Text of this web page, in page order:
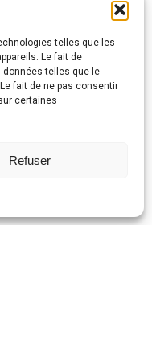
telles que les
Le fait de
telles que le
fait de ne pas consentir
certaines
Refuser